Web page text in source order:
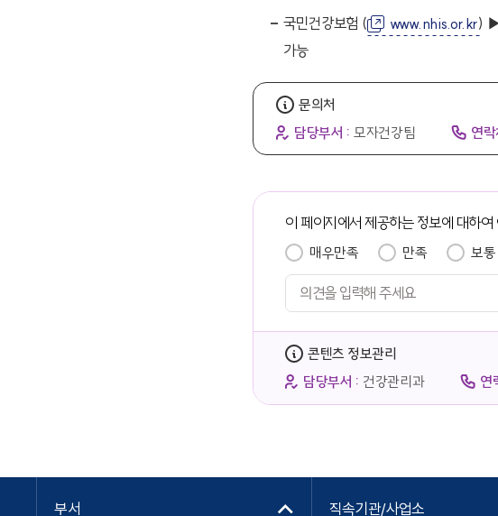
국민건강보험 ( www.nhis.or.kr) ▶
가능
문의처
담당부서 : 모자건강팀 연
이 페이지에서 제공하는 정보에 대하
매우만족 만족 보통
콘텐츠 정보관리
담당부서 : 건강관리과 연
부서 직속기관/사업소